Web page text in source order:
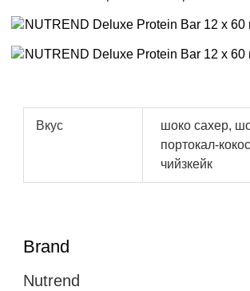
Вкус
шоко сахер,
портокал-
чийзкейк
Brand
Nutrend